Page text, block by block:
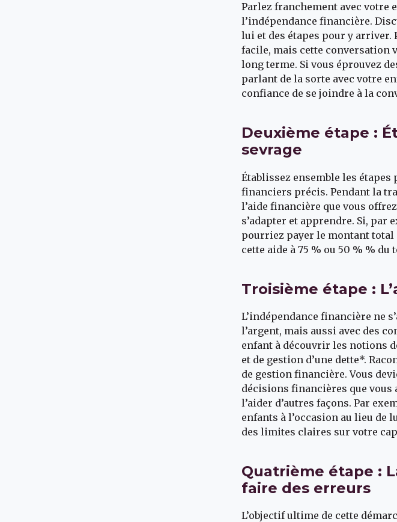
Parlez franchement avec votre
l’indépendance financière.
lui et des étapes pour y arriver.
facile, mais cette conversation
long terme. Si vous éprouvez
parlant de la sorte avec votre
confiance de se joindre à la
Deuxième étape :
sevrage
Établissez ensemble les
financiers précis. Pendant la
l’aide financière que vous
s’adapter et apprendre. Si, par
pourriez payer le montant
cette aide à 75 % ou 50 % % du
Troisième étape :
L’indépendance financière ne
l’argent, mais aussi avec des
enfant à découvrir les notions
et de gestion d’une dette*.
de gestion financière. Vous
décisions financières que vous
l’aider d’autres façons. Par
enfants à l’occasion au lieu de
des limites claires sur votre
Quatrième étape :
faire des erreurs
L’objectif ultime de cette